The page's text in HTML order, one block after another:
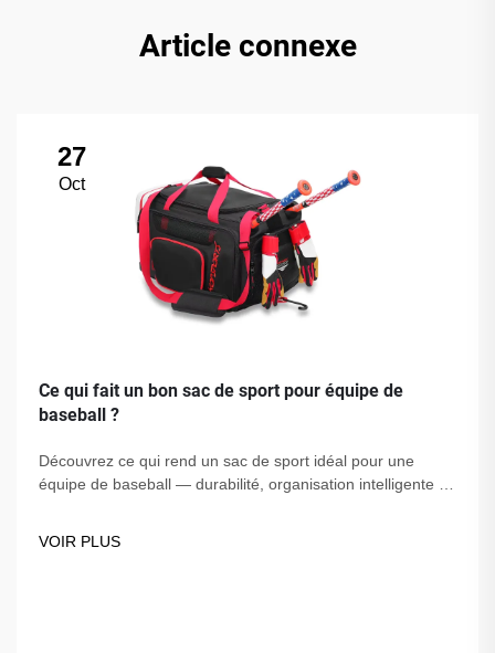
Article connexe
27
Oct
Ce qui fait un bon sac de sport pour équipe de
baseball ?
Découvrez ce qui rend un sac de sport idéal pour une
équipe de baseball — durabilité, organisation intelligente et
aujourd'hui !
VOIR PLUS